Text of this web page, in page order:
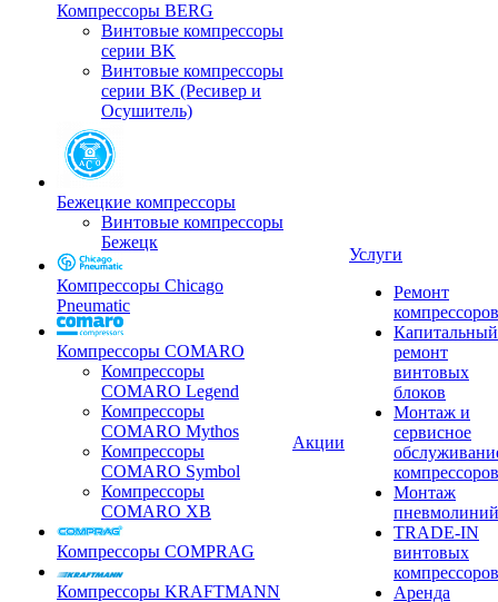
Компрессоры BERG
Винтовые компрессоры
серии BK
Винтовые компрессоры
серии BK (Ресивер и
Осушитель)
Бежецкие компрессоры
Винтовые компрессоры
Бежецк
Компрессоры Chicago
Pneumatic
Компрессоры COMARO
Компрессоры
COMARO Legend
Компрессоры
COMARO Mythos
Компрессоры
COMARO Symbol
Компрессоры
COMARO XB
Компрессоры COMPRAG
Компрессоры KRAFTMANN
Акции
Услуги
Ремонт
компрессоров
Капитальный
ремонт
винтовых
блоков
Монтаж и
сервисное
компрессоров
Монтаж
пневмолиний
TRADE-IN
винтовых
компрессоров
Аренда